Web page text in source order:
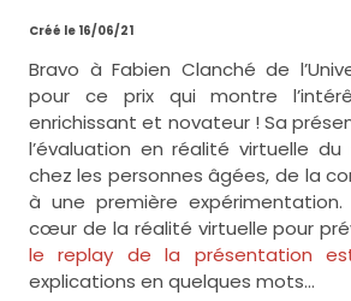
Créé le 16/06/21
Bravo à Fabien Clanché de
pour ce prix qui montre
enrichissant et novateur ! Sa
l’évaluation en réalité virtuelle
chez les personnes âgées, de la
à une première expérimentation.
cœur de la réalité virtuelle pour
le replay de la présentation
explications en quelques mots…